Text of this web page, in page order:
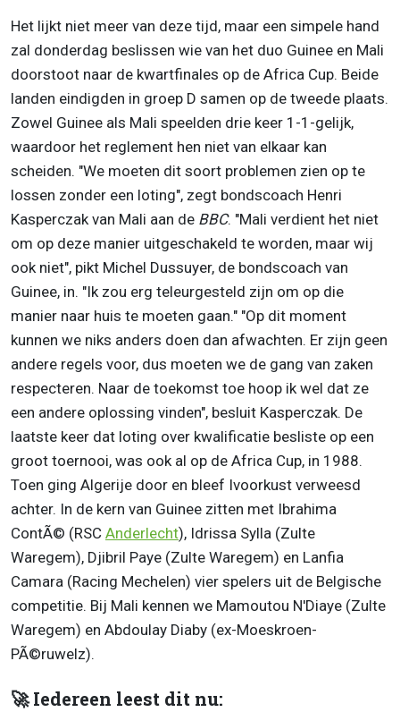
Het lijkt niet meer van deze tijd, maar een simpele hand
zal donderdag beslissen wie van het duo Guinee en Mali
doorstoot naar de kwartfinales op de Africa Cup. Beide
landen eindigden in groep D samen op de tweede plaats.
Zowel Guinee als Mali speelden drie keer 1-1-gelijk,
waardoor het reglement hen niet van elkaar kan
scheiden. "We moeten dit soort problemen zien op te
lossen zonder een loting", zegt bondscoach Henri
Kasperczak van Mali aan de BBC. "Mali verdient het niet
om op deze manier uitgeschakeld te worden, maar wij
ook niet", pikt Michel Dussuyer, de bondscoach van
Guinee, in. "Ik zou erg teleurgesteld zijn om op die
manier naar huis te moeten gaan." "Op dit moment
kunnen we niks anders doen dan afwachten. Er zijn geen
andere regels voor, dus moeten we de gang van zaken
respecteren. Naar de toekomst toe hoop ik wel dat ze
een andere oplossing vinden", besluit Kasperczak. De
laatste keer dat loting over kwalificatie besliste op een
groot toernooi, was ook al op de Africa Cup, in 1988.
Toen ging Algerije door en bleef Ivoorkust verweesd
achter. In de kern van Guinee zitten met Ibrahima
ContÃ© (RSC Anderlecht), Idrissa Sylla (Zulte
Waregem), Djibril Paye (Zulte Waregem) en Lanfia
Camara (Racing Mechelen) vier spelers uit de Belgische
competitie. Bij Mali kennen we Mamoutou N'Diaye (Zulte
Waregem) en Abdoulay Diaby (ex-Moeskroen-
PÃ©ruwelz).
🚀 Iedereen leest dit nu: